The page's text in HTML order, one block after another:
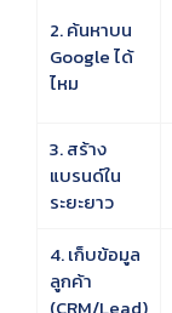
2. ค้นหาบน
Google ได้
ไหม
3. สร้าง
แบรนด์ใน
ระยะยาว
4. เก็บข้อมูล
ลูกค้า
(CRM/Lead)